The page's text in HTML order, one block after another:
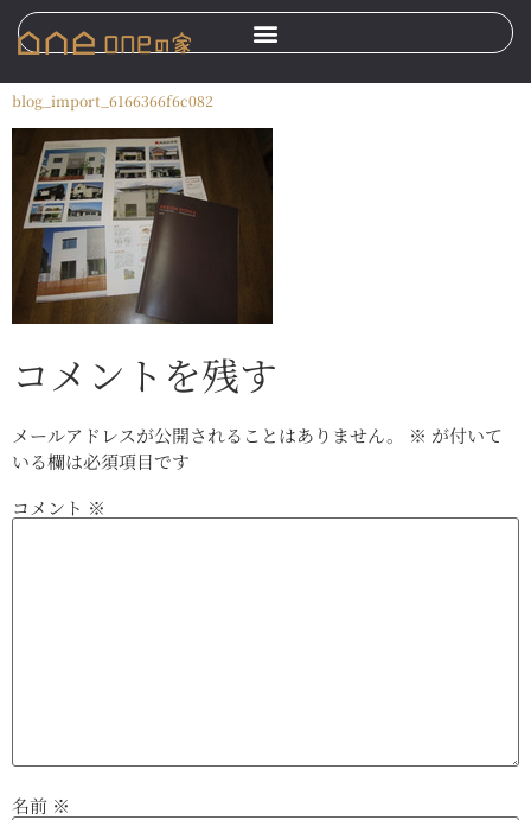
blog_import_6166366f6c082
コメントを残す
メールアドレスが公開されることはありません。 ※ が付いて
いる欄は必須項目です
コメント ※
名前 ※